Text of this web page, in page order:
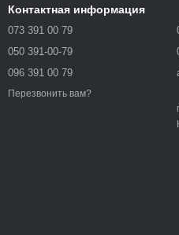
Контактная информация
073 391 00 79
050 391-00-79
096 391 00 79
Перезвонить вам?